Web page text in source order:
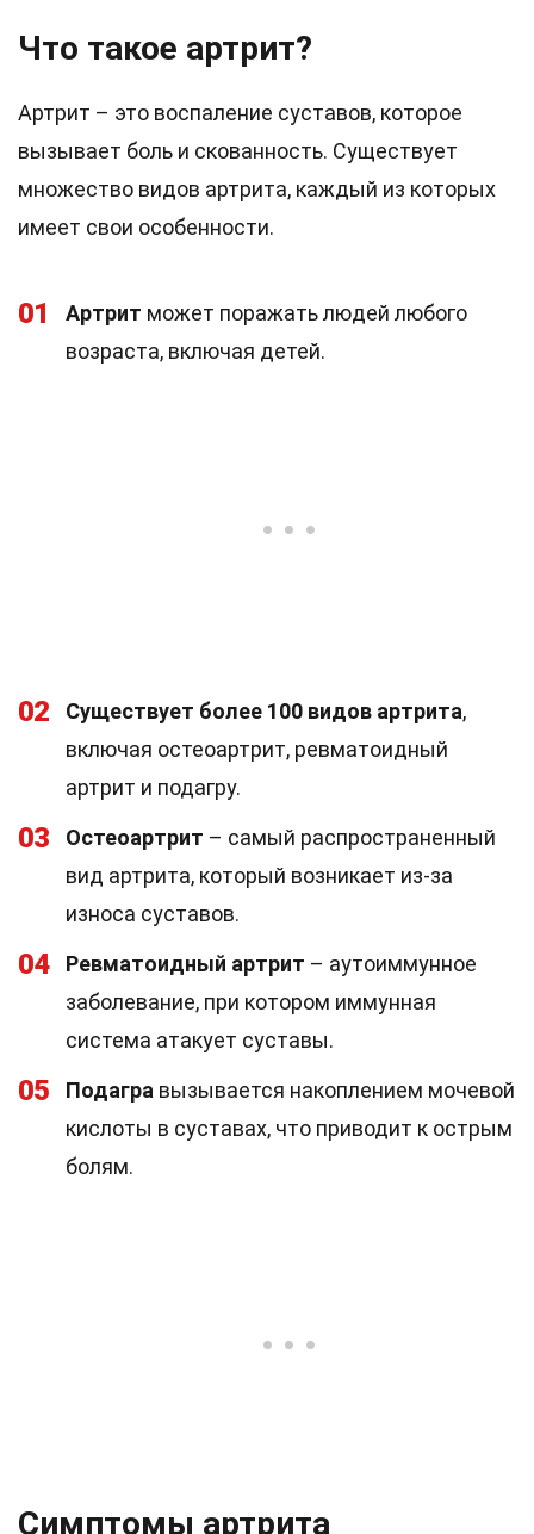
Что такое артрит?
Артрит – это воспаление суставов, которое
вызывает боль и скованность. Существует
множество видов артрита, каждый из которых
имеет свои особенности.
01 Артрит может поражать людей любого
возраста, включая детей.
02 Существует более 100 видов артрита,
включая остеоартрит, ревматоидный
артрит и подагру.
03 Остеоартрит – самый распространенный
вид артрита, который возникает из-за
износа суставов.
04 Ревматоидный артрит – аутоиммунное
заболевание, при котором иммунная
система атакует суставы.
05 Подагра вызывается накоплением мочевой
кислоты в суставах, что приводит к острым
болям.
Симптомы артрита